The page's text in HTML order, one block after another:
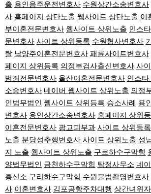
출 용인음주운전변호사 수원상간소송변호사
사 홈페이지 상단노출 웹사이트 상단노출 이
부이혼전문변호사 웹사이트 상위노출 인스
문변호사 사이트 상위등록 수원형사변호사
탈 남양주이혼전문변호사 패륜사이트변호사
페이지 상위등록 의정부검사출신변호사 사
범죄전문변호사 울산이혼전문변호사 인스타
소송변호사 네이버 웹사이트 상위노출 의정
인법무법인
웹사이트 상위등록 승소사례 용
변호사 용인상간소송변호사 홈페이지 상위
이혼전문변호사 광교피부과 사이트 상위등록
노출 분당성추행변호사 사이트 상위노출 성
지 노출 웹사이트 상위노출 구로하수구막힘
양법무법인
금천하수구막힘 탐정사무소 네
흥신소 구리하수구막힘 수원불법촬영변호사
사 이혼변호사 김포공항주차대행 상간녀위